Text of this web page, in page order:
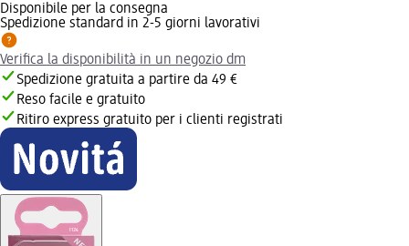
Disponibile per la consegna
Spedizione standard in 2-5 giorni lavorativi
Verifica la disponibilità in un negozio dm
Spedizione gratuita a partire da 49 €
Reso facile e gratuito
Ritiro express gratuito per i clienti registrati